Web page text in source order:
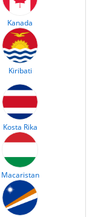
Kanada
Kiribati
Kosta Rika
Macaristan